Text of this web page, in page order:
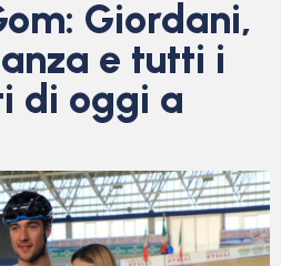
Giordani,
e tutti i
di oggi a